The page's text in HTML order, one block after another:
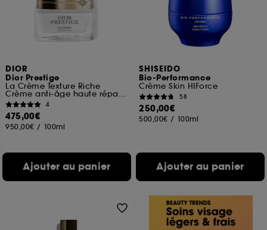
DIOR
Dior Prestige
La Crème Texture Riche
Crème anti-âge haute réparation
4
475,00€
950,00€ / 100ml
Ajouter au panier
SHISEIDO
Bio-Performance
Crème Skin HIForce
58
250,00€
500,00€ / 100ml
Ajouter au panier